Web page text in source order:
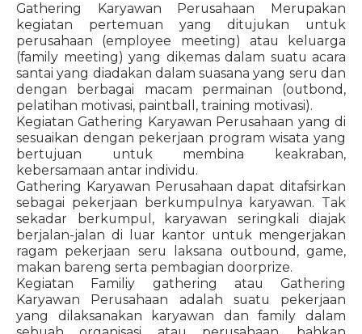
Gathering Karyawan Perusahaan Merupakan
kegiatan pertemuan yang ditujukan untuk
perusahaan (employee meeting) atau keluarga
(family meeting) yang dikemas dalam suatu acara
santai yang diadakan dalam suasana yang seru dan
dengan berbagai macam permainan (outbond,
pelatihan motivasi, paintball, training motivasi).
Kegiatan Gathering Karyawan Perusahaan yang di
sesuaikan dengan pekerjaan program wisata yang
bertujuan untuk membina keakraban,
kebersamaan antar individu.
Gathering Karyawan Perusahaan dapat ditafsirkan
sebagai pekerjaan berkumpulnya karyawan. Tak
sekadar berkumpul, karyawan seringkali diajak
berjalan-jalan di luar kantor untuk mengerjakan
ragam pekerjaan seru laksana outbound, game,
makan bareng serta pembagian doorprize.
Kegiatan Familiy gathering atau Gathering
Karyawan Perusahaan adalah suatu pekerjaan
yang dilaksanakan karyawan dan family dalam